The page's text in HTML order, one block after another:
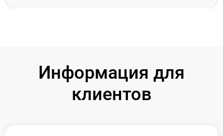
Информация для
клиентов